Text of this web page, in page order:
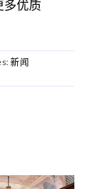
优质
新闻